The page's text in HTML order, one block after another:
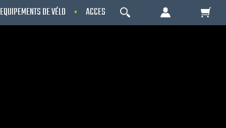
EQUIPEMENTS DE VÉLO ACCESSOIRES OCCASIONS -
OK